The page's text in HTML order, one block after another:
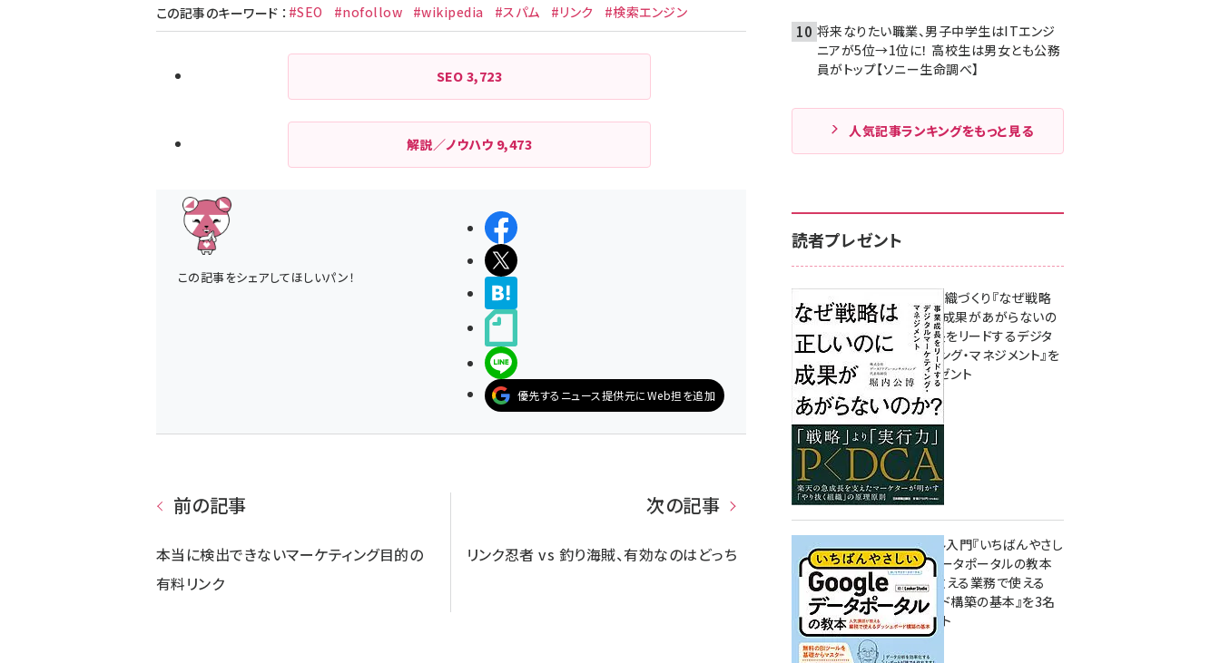
この記事のキーワード ： #SEO #nofollow #wikipedia #スパム #リンク #検索エンジン
SEO 3,723
解説／ノウハウ 9,473
この記事をシェアしてほしいパン！
シェアする
ポストする
LINEで送る
優先するニュース提供元にWeb担を追加
前の記事
本当に検出できないマーケティング目的の
有料リンク
次の記事
リンク忍者 vs 釣り海賊、有効なのはどっち
将来なりたい職業、男子中学生はITエンジ
ニアが5位→1位に！ 高校生は男女とも公務
員がトップ【ソニー生命調べ】
人気記事ランキングをもっと見る
読者プレゼント
成果を生む組織づくり『なぜ戦略
は正しいのに成果があがらないの
か？ 事業成長をリードするデジタ
ルマーケティング・マネジメント』を
3名様にプレゼント
8月7日 10:00
無料BIツール入門『いちばんやさし
いGoogleデータポータルの教本
人気講師が教える業務で使える
ダッシュボード構築の基本』を3名
様にプレゼント
7月31日 10:00